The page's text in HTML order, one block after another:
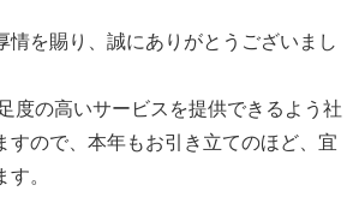
情を賜り、誠にありがとうございまし
度の高いサービスを提供できるよう社
すので、本年もお引き立てのほど、宜
。